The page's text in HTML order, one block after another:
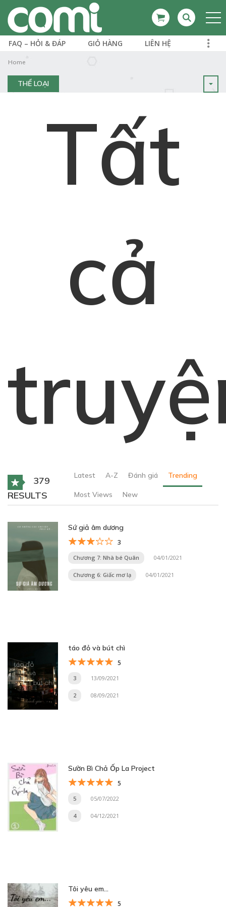
FAQ – HỎI & ĐÁP GIỎ HÀNG LIÊN HỆ
Home
THỂ LOẠI
Tất
cả
379
RESULTS
Latest A-Z Đánh giá Trending
Most Views New
Sứ giả âm dương
3
Chương 7: Nhà bé Quân 04/01/2021
Chương 6: Giấc mơ lạ 04/01/2021
táo đỏ và bút chì
5
3 13/09/2021
2 08/09/2021
Sườn Bì Chả Ốp La Project
5
5 05/07/2022
4 04/12/2021
Tôi yêu em…
5